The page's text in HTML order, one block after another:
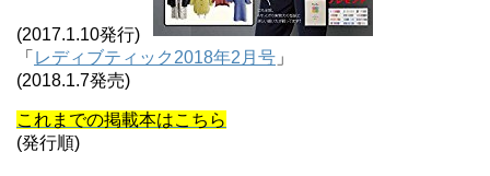
(2017.1.10発行)
「 レディブティック2018年2月号 」
(2018.1.7発売)
これまでの掲載本はこちら
(発行順)